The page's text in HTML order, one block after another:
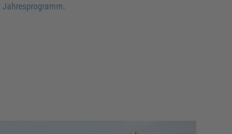
Jahresprogramm.